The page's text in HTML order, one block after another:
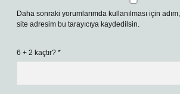
Daha sonraki yorumlarımda kullanılması için
site adresim bu tarayıcıya kaydedilsin.
6 + 2 kaçtır? *